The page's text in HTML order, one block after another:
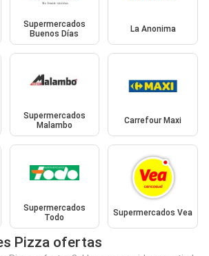
Supermercados
Buenos Días
La Anonima
Supermercados
Malambo
Carrefour Maxi
Supermercados
Todo
Supermercados Vea
Pizza ofertas